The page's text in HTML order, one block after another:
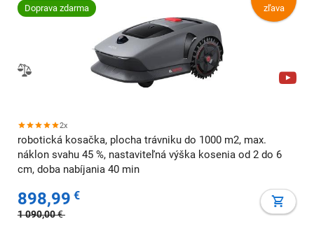
Doprava zdarma
zľava
2x
robotická kosačka, plocha trávniku do 1000 m2, max.
náklon svahu 45 %, nastaviteľná výška kosenia od 2 do 6
cm, doba nabíjania 40 min
898,99 €
1 090,00€